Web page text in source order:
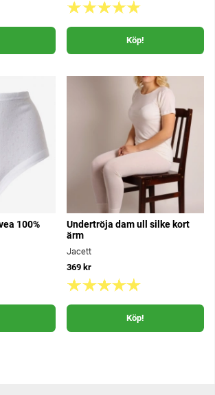
Köp!
100%
Undertröja dam ull silke kort
ärm
Jacett
369 kr
Köp!